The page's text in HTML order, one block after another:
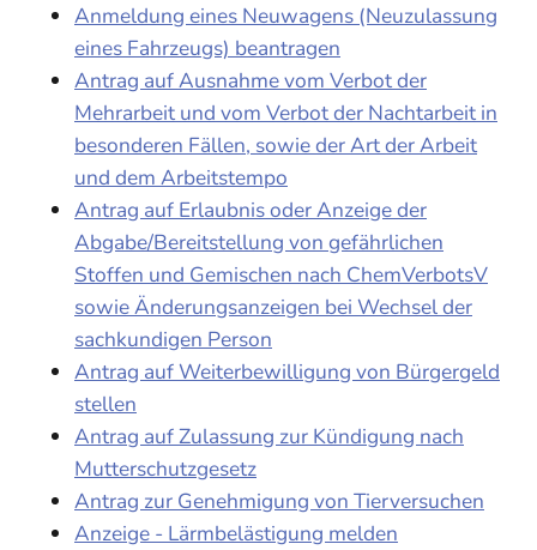
Anmeldung eines Neuwagens (Neuzulassung
eines Fahrzeugs) beantragen
Antrag auf Ausnahme vom Verbot der
Mehrarbeit und vom Verbot der Nachtarbeit in
besonderen Fällen, sowie der Art der Arbeit
und dem Arbeitstempo
Antrag auf Erlaubnis oder Anzeige der
Abgabe/Bereitstellung von gefährlichen
Stoffen und Gemischen nach ChemVerbotsV
sowie Änderungsanzeigen bei Wechsel der
sachkundigen Person
Antrag auf Weiterbewilligung von Bürgergeld
stellen
Antrag auf Zulassung zur Kündigung nach
Mutterschutzgesetz
Antrag zur Genehmigung von Tierversuchen
Anzeige - Lärmbelästigung melden